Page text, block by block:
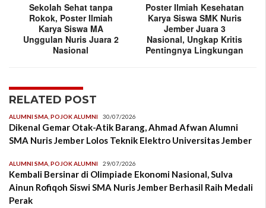
Sekolah Sehat tanpa
Rokok, Poster Ilmiah
Karya Siswa MA
Unggulan Nuris Juara 2
Nasional
Poster Ilmiah Kesehatan
Karya Siswa SMK Nuris
Jember Juara 3
Nasional, Ungkap Kritis
Pentingnya Lingkungan
RELATED POST
ALUMNI SMA POJOK ALUMNI 30/07/2026
Dikenal Gemar Otak-Atik Barang, Ahmad Afwan Alumni
SMA Nuris Jember Lolos Teknik Elektro Universitas Jember
ALUMNI SMA POJOK ALUMNI 29/07/2026
Kembali Bersinar di Olimpiade Ekonomi Nasional, Sulva
Ainun Rofiqoh Siswi SMA Nuris Jember Berhasil Raih Medali
Perak